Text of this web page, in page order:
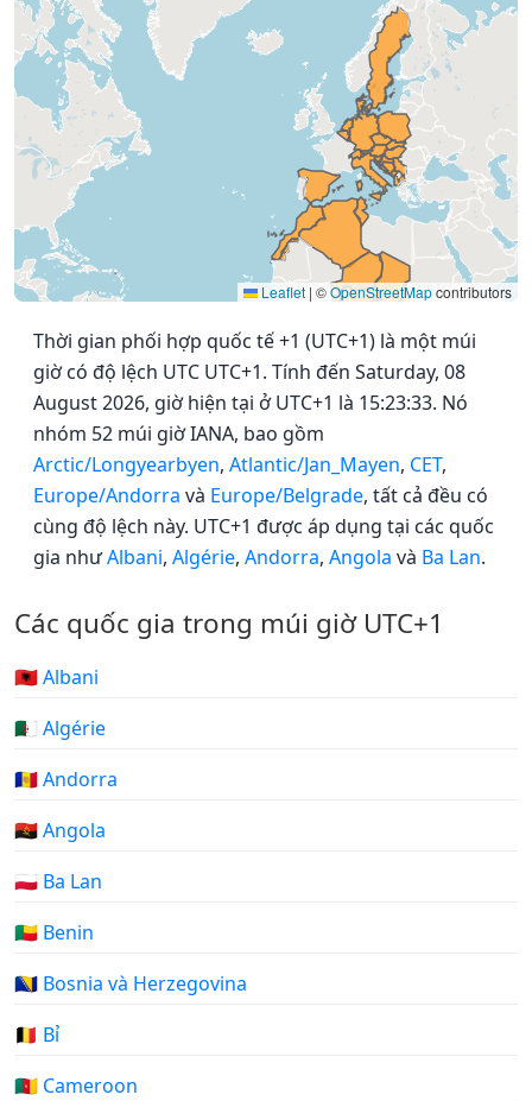
Leaflet | ©OpenStreetMapcontributors
Thời gian phối hợp quốc tế +1 (UTC+1) là một múi
giờ có độ lệch UTC UTC+1. Tính đến Saturday, 08
August 2026, giờ hiện tại ở UTC+1 là 15:23:33. Nó
nhóm 52 múi giờ IANA, bao gồm
Arctic/Longyearbyen, Atlantic/Jan_Mayen, CET,
Europe/Andorra và Europe/Belgrade, tất cả đều có
cùng độ lệch này. UTC+1 được áp dụng tại các quốc
gia nhưAlbani, Algérie, Andorra, Angola và Ba Lan.
Các quốc gia trong múi giờ UTC+1
🇦🇱 Albani
🇩🇿 Algérie
🇦🇩 Andorra
🇦🇴 Angola
🇵🇱 Ba Lan
🇧🇯 Benin
🇧🇦 Bosnia và Herzegovina
🇧🇪 Bỉ
🇨🇲 Cameroon